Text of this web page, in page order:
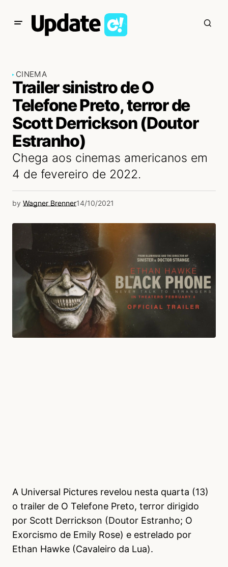
CINEMA
Trailer sinistro de O
Telefone Preto, terror de
Scott Derrickson (Doutor
Estranho)
Chega aos cinemas americanos em
4 de fevereiro de 2022.
by Wagner Brenner14/10/2021
A Universal Pictures revelou nesta quarta (13)
o trailer de O Telefone Preto, terror dirigido
por Scott Derrickson (Doutor Estranho; O
Exorcismo de Emily Rose) e estrelado por
Ethan Hawke (Cavaleiro da Lua).